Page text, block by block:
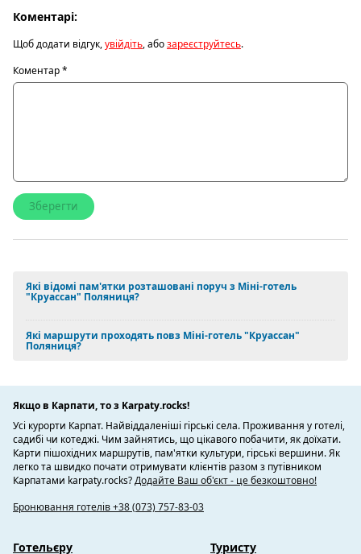
Коментарі:
Щоб додати відгук,увійдіть, абозареєструйтесь.
Коментар*
Які відомі пам'ятки розташовані поруч з Міні-готель
"Круассан" Поляниця?
Які маршрути проходять повз Міні-готель "Круассан"
Поляниця?
Якщо в Карпати, то з Karpaty.rocks!
Усі курорти Карпат. Найвіддаленіші гірські села. Проживання у готелі,
садибі чи котеджі. Чим зайнятись, що цікавого побачити, як доїхати.
Карти пішохідних маршрутів, пам'ятки культури, гірські вершини. Як
легко та швидко почати отримувати клієнтів разом з путівником
Карпатами karpaty.rocks?Додайте Ваш об'єкт - це безкоштовно!
Бронювання готелів +38 (073) 757-83-03
Готельєру Туристу